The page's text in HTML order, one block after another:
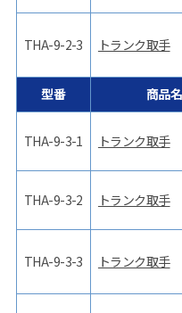
THA-9-2-3
型番
THA-9-3-1
THA-9-3-2
THA-9-3-3
トランク取手
商品名
トランク取手
トランク取手
トランク取手